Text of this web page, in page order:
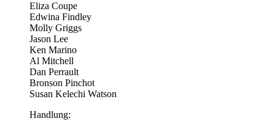
Eliza Coupe
Edwina Findley
Molly Griggs
Jason Lee
Ken Marino
Al Mitchell
Dan Perrault
Bronson Pinchot
Susan Kelechi Watson
Handlung: